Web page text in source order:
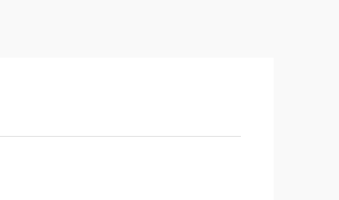
气阀的连接是否牢固。罩的